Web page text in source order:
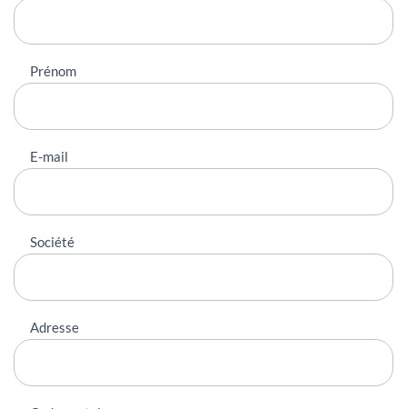
contacter
Prénom
E-mail
Société
Adresse